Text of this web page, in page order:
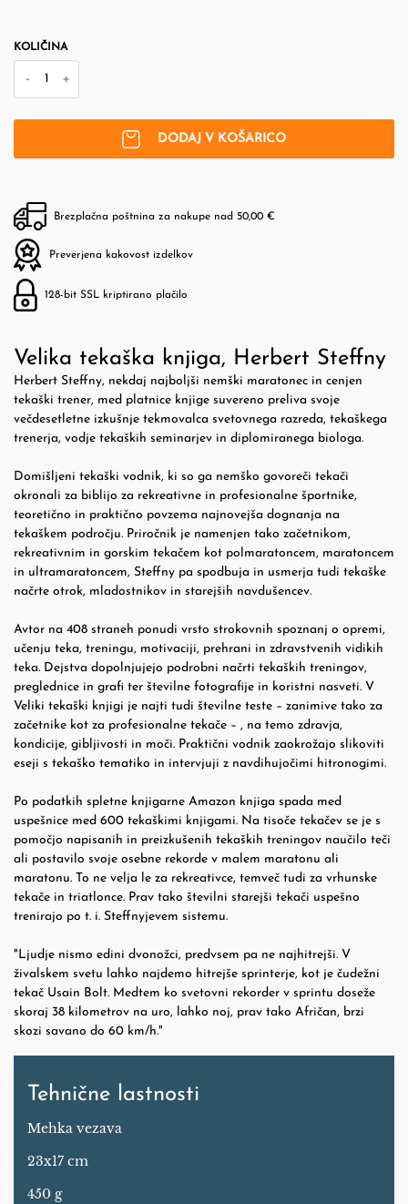
KOLIČINA
- +
DODAJ V KOŠARICO
Brezplačna poštnina za nakupe nad 50,00 €
Preverjena kakovost izdelkov
128-bit SSL kriptirano plačilo
Velika tekaška knjiga, Herbert Steffny
Herbert Steffny, nekdaj najboljši nemški maratonec in cenjen
tekaški trener, med platnice knjige suvereno preliva svoje
večdesetletne izkušnje tekmovalca svetovnega razreda, tekaškega
trenerja, vodje tekaških seminarjev in diplomiranega biologa.
Domišljeni tekaški vodnik, ki so ga nemško govoreči tekači
okronali za biblijo za rekreativne in profesionalne športnike,
teoretično in praktično povzema najnovejša dognanja na
tekaškem področju. Priročnik je namenjen tako začetnikom,
rekreativnim in gorskim tekačem kot polmaratoncem, maratoncem
in ultramaratoncem, Steffny pa spodbuja in usmerja tudi tekaške
načrte otrok, mladostnikov in starejših navdušencev.
Avtor na 408 straneh ponudi vrsto strokovnih spoznanj o opremi,
učenju teka, treningu, motivaciji, prehrani in zdravstvenih vidikih
teka. Dejstva dopolnjujejo podrobni načrti tekaških treningov,
preglednice in grafi ter številne fotografije in koristni nasveti. V
Veliki tekaški knjigi je najti tudi številne teste – zanimive tako za
začetnike kot za profesionalne tekače – , na temo zdravja,
kondicije, gibljivosti in moči. Praktični vodnik zaokrožajo slikoviti
eseji s tekaško tematiko in intervjuji z navdihujočimi hitronogimi.
Po podatkih spletne knjigarne Amazon knjiga spada med
uspešnice med 600 tekaškimi knjigami. Na tisoče tekačev se je s
pomočjo napisanih in preizkušenih tekaških treningov naučilo teči
ali postavilo svoje osebne rekorde v malem maratonu ali
maratonu. To ne velja le za rekreativce, temveč tudi za vrhunske
tekače in triatlonce. Prav tako številni starejši tekači uspešno
trenirajo po t. i. Steffnyjevem sistemu.
"Ljudje nismo edini dvonožci, predvsem pa ne najhitrejši. V
živalskem svetu lahko najdemo hitrejše sprinterje, kot je čudežni
tekač Usain Bolt. Medtem ko svetovni rekorder v sprintu doseže
skoraj 38 kilometrov na uro, lahko noj, prav tako Afričan, brzi
skozi savano do 60 km/h."
Tehnične lastnosti
Mehka vezava
23x17 cm
450 g